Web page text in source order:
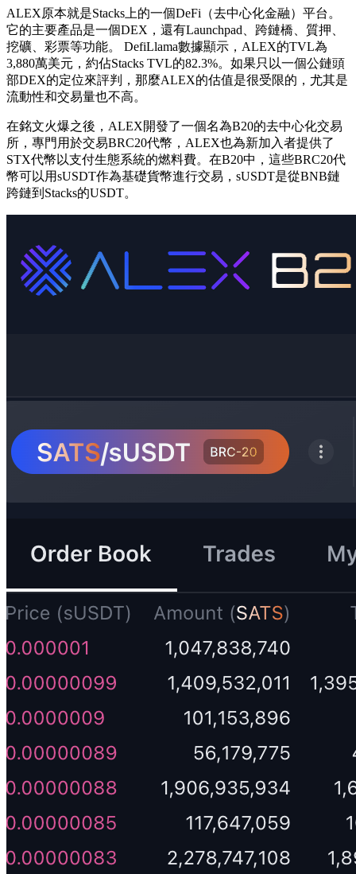
ALEX原本就是Stacks上的一個DeFi（去中心化金融）平台。
它的主要產品是一個DEX，還有Launchpad、跨鏈橋、質押、
挖礦、彩票等功能。 DefiLlama數據顯示，ALEX的TVL為
3,880萬美元，約佔Stacks TVL的82.3%。如果只以一個公鏈頭
部DEX的定位來評判，那麼ALEX的估值是很受限的，尤其是
流動性和交易量也不高。
在銘文火爆之後，ALEX開發了一個名為B20的去中心化交易
所，專門用於交易BRC20代幣，ALEX也為新加入者提供了
STX代幣以支付生態系統的燃料費。在B20中，這些BRC20代
幣可以用sUSDT作為基礎貨幣進行交易，sUSDT是從BNB鏈
跨鏈到Stacks的USDT。